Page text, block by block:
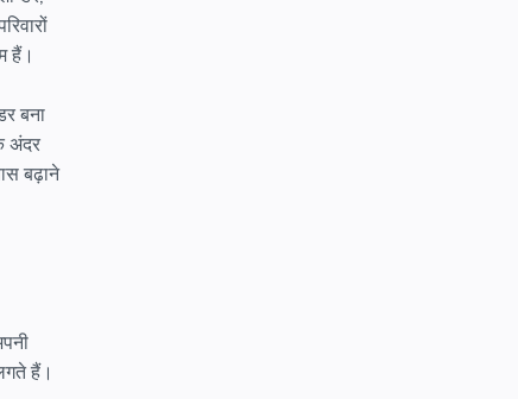
हैं।
बना
अंदर
बढ़ाने
हैं।